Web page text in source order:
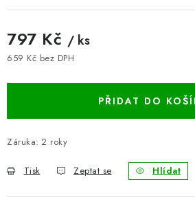
Odstoupení od kupní smlouvy
Často
Obchodní a dodací podmínky
Cookies
Bezpečnostní certifikáty
797 Kč / ks
659 Kč bez DPH
PŘIDAT DO
Záruka: 2 roky
Tisk Zeptat se Hlídat